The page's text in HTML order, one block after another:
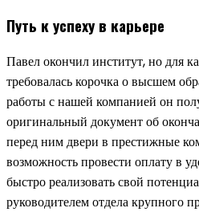
Путь к успеху в карьере
Павел окончил институт, но для
требовалась корочка о высшем
работы с нашей компанией он
оригинальный документ об
перед ним двери в престижные
возможность провести оплату в
быстро реализовать свой
руководителем отдела крупного